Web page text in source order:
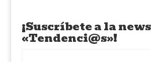
¡Suscríbete a la
«Tendenci@s»!